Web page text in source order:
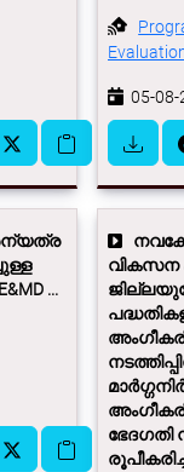
05-08-
...
വികസന
ഭേദഗതി